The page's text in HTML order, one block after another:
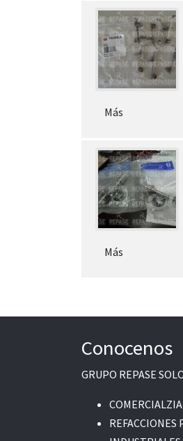
Más
Más
Conocenos
GRUPO REPASE
REFACCIONES